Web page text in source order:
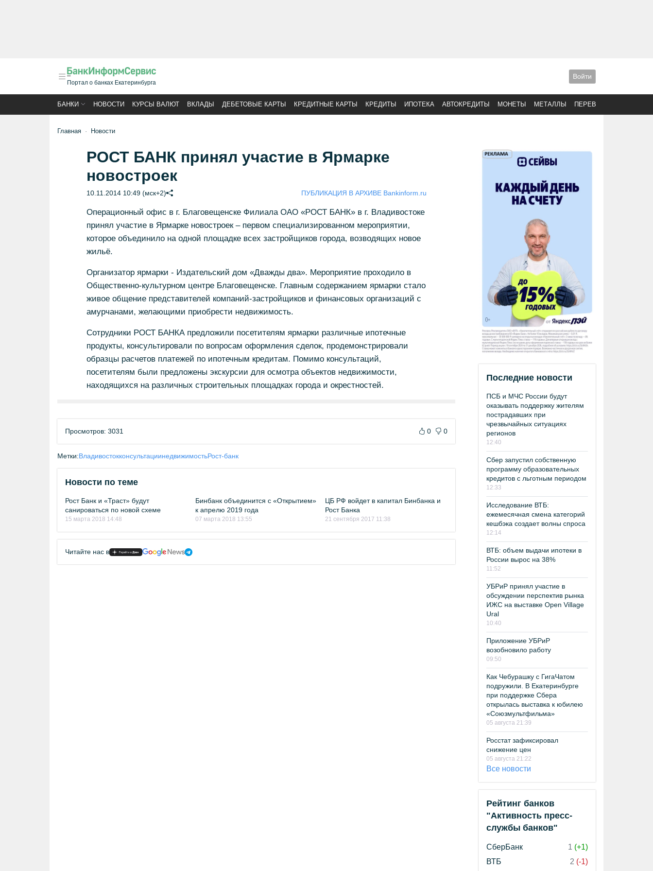
Портал о банках Екатеринбурга
Войти
БАНКИ НОВОСТИ КУРСЫ ВАЛЮТ ВКЛАДЫ ДЕБЕТОВЫЕ КАРТЫ КРЕДИТНЫЕ КАРТЫ КРЕДИТЫ ИПОТЕКА АВТОКРЕДИТЫ МОНЕТЫ МЕТАЛЛЫ ПЕРЕВОДЫ
Главная Новости
РОСТ БАНК принял участие в Ярмарке
новостроек
10.11.2014 10:49 (мск+2) ПУБЛИКАЦИЯ В АРХИВЕ Bankinform.ru
Операционный офис в г. Благовещенске Филиала ОАО «РОСТ БАНК» в г. Владивостоке
принял участие в Ярмарке новостроек – первом специализированном мероприятии,
которое объединило на одной площадке всех застройщиков города, возводящих новое
жильё.
Организатор ярмарки - Издательский дом «Дважды два». Мероприятие проходило в
Общественно-культурном центре Благовещенске. Главным содержанием ярмарки стало
живое общение представителей компаний-застройщиков и финансовых организаций с
амурчанами, желающими приобрести недвижимость.
Сотрудники РОСТ БАНКА предложили посетителям ярмарки различные ипотечные
продукты, консультировали по вопросам оформления сделок, продемонстрировали
образцы расчетов платежей по ипотечным кредитам. Помимо консультаций,
посетителям были предложены экскурсии для осмотра объектов недвижимости,
находящихся на различных строительных площадках города и окрестностей.
Просмотров: 3031 0 0
Метки:ВладивостокконсультациинедвижимостьРост-банк
Новости по теме
Рост Банк и «Траст» будут
санироваться по новой схеме
15 марта 2018 14:48
Бинбанк объединится с «Открытием»
к апрелю 2019 года
07 марта 2018 13:55
ЦБ РФ войдет в капитал Бинбанка и
Рост Банка
21 сентября 2017 11:38
Читайте нас в
Последние новости
ПСБ и МЧС России будут
оказывать поддержку жителям
пострадавших при
чрезвычайных ситуациях
регионов
12:40
Сбер запустил собственную
программу образовательных
кредитов с льготным периодом
12:33
Исследование ВТБ:
ежемесячная смена категорий
кешбэка создает волны спроса
12:14
ВТБ: объем выдачи ипотеки в
России вырос на 38%
11:52
УБРиР принял участие в
обсуждении перспектив рынка
ИЖС на выставке Open Village
Ural
10:40
Приложение УБРиР
возобновило работу
09:50
Как Чебурашку с ГигаЧатом
подружили. В Екатеринбурге
при поддержке Сбера
открылась выставка к юбилею
«Союзмультфильма»
05 августа 21:39
Росстат зафиксировал
снижение цен
05 августа 21:22
Все новости
Рейтинг банков
"Активность пресс-
службы банков"
СберБанк 1 (+1)
ВТБ
2 (-1)